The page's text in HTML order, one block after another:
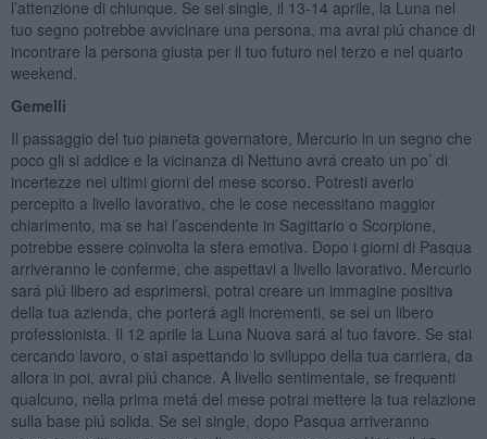
l’attenzione di chiunque. Se sei single, il 13-14 aprile, la Luna nel
tuo segno potrebbe avvicinare una persona, ma avrai piú chance di
incontrare la persona giusta per il tuo futuro nel terzo e nel quarto
weekend.
Gemelli
Il passaggio del tuo pianeta governatore, Mercurio in un segno che
poco gli si addice e la vicinanza di Nettuno avrá creato un po’ di
incertezze nei ultimi giorni del mese scorso. Potresti averlo
percepito a livello lavorativo, che le cose necessitano maggior
chiarimento, ma se hai l’ascendente in Sagittario o Scorpione,
potrebbe essere coinvolta la sfera emotiva. Dopo i giorni di Pasqua
arriveranno le conferme, che aspettavi a livello lavorativo. Mercurio
sará piú libero ad esprimersi, potrai creare un immagine positiva
della tua azienda, che porterá agli incrementi, se sei un libero
professionista. Il 12 aprile la Luna Nuova sará al tuo favore. Se stai
cercando lavoro, o stai aspettando lo sviluppo della tua carriera, da
allora in poi, avrai piú chance. A livello sentimentale, se frequenti
qualcuno, nella prima metá del mese potrai mettere la tua relazione
sulla base piú solida. Se sei single, dopo Pasqua arriveranno